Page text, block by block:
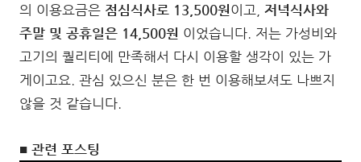
의 이용요금은 점심식사로 13,500원이고, 저녁식사와
주말 및 공휴일은 14,500원 이었습니다. 저는 가성비와
고기의 퀄리티에 만족해서 다시 이용할 생각이 있는 가
게이고요. 관심 있으신 분은 한 번 이용해보셔도 나쁘지
않을 것 같습니다.
■ 관련 포스팅